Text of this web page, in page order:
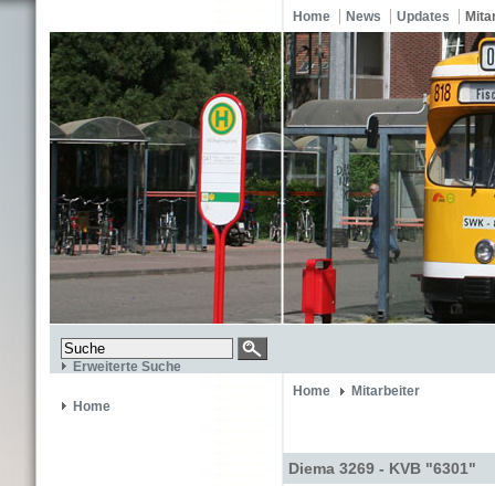
Home News Updates
Erweiterte Suche
Home
Home Mitarbeiter
Diema 3269 - KVB "6301"